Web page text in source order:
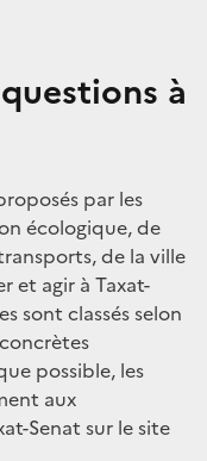
à
par les
écologique, de
de la ville
et agir à Taxat-
sont classés selon
possible, les
aux
Senat sur le site